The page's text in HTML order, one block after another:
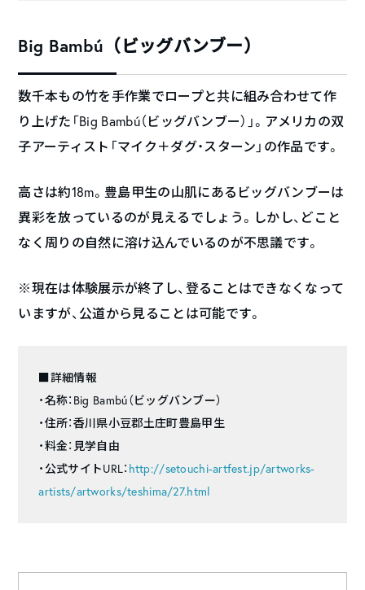
Big Bambú（ビッグバンブー）
数千本もの竹を手作業でロープと共に組み合わせて作
り上げた「Big Bambú（ビッグバンブー）」。アメリカの双
子アーティスト「マイク＋ダグ・スターン」の作品です。
高さは約18m。豊島甲生の山肌にあるビッグバンブーは
異彩を放っているのが見えるでしょう。しかし、どこと
なく周りの自然に溶け込んでいるのが不思議です。
※現在は体験展示が終了し、登ることはできなくなって
いますが、公道から見ることは可能です。
■詳細情報
・名称：Big Bambú（ビッグバンブー）
・住所：香川県小豆郡土庄町豊島甲生
・料金：見学自由
・公式サイトURL： http://setouchi-artfest.jp/artworks-
artists/artworks/teshima/27.html